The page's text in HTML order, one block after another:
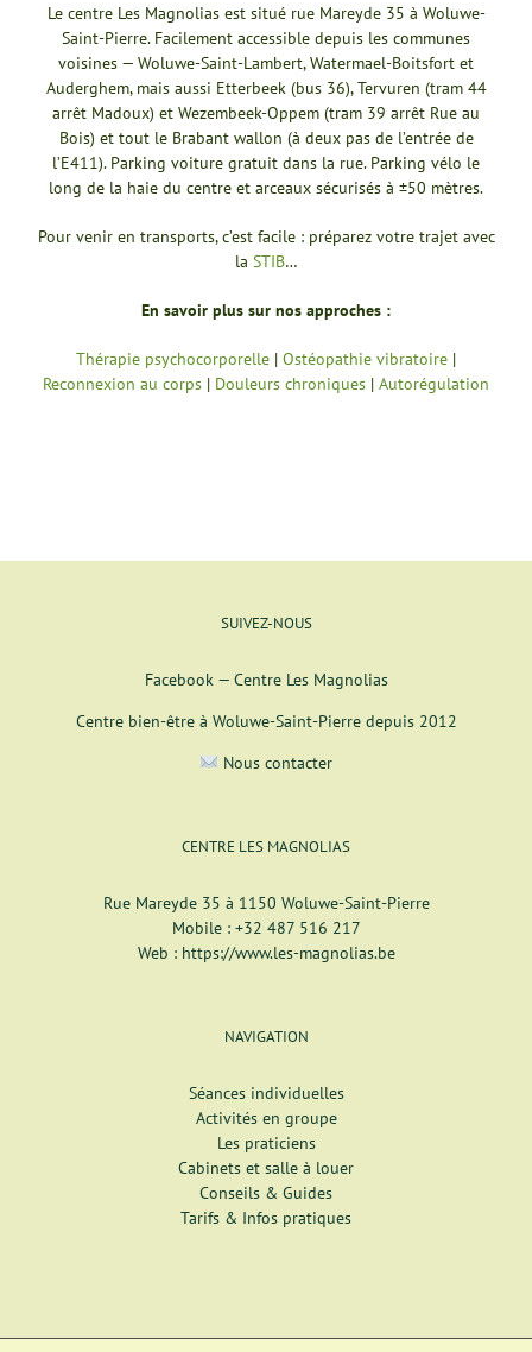
Le centre Les Magnolias est situé rue Mareyde 35 à Woluwe-
Saint-Pierre. Facilement accessible depuis les communes
voisines — Woluwe-Saint-Lambert, Watermael-Boitsfort et
Auderghem, mais aussi Etterbeek (bus 36), Tervuren (tram 44
arrêt Madoux) et Wezembeek-Oppem (tram 39 arrêt Rue au
Bois) et tout le Brabant wallon (à deux pas de l’entrée de
l’E411). Parking voiture gratuit dans la rue. Parking vélo le
long de la haie du centre et arceaux sécurisés à ±50 mètres.
Pour venir en transports, c’est facile : préparez votre trajet avec
la STIB…
En savoir plus sur nos approches :
Thérapie psychocorporelle | Ostéopathie vibratoire |
Reconnexion au corps | Douleurs chroniques | Autorégulation
SUIVEZ-NOUS
Facebook — Centre Les Magnolias
Centre bien-être à Woluwe-Saint-Pierre depuis 2012
Nous contacter
CENTRE LES MAGNOLIAS
Rue Mareyde 35 à 1150 Woluwe-Saint-Pierre
Mobile : +32 487 516 217
Web : https://www.les-magnolias.be
NAVIGATION
Séances individuelles
Activités en groupe
Les praticiens
Cabinets et salle à louer
Conseils & Guides
Tarifs & Infos pratiques